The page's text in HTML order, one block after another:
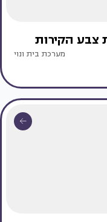
צבע הקירות
מערכת בית ונוי